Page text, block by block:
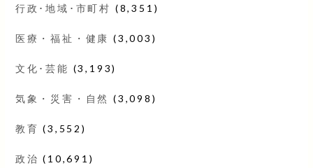
行政･地域･市町村 (8,351)
医療・福祉・健康 (3,003)
文化･芸能 (3,193)
気象・災害・自然 (3,098)
教育 (3,552)
政治 (10,691)